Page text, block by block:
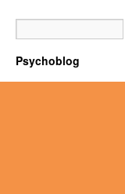
Psychoblog